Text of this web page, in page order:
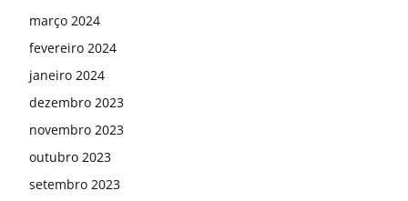
março 2024
fevereiro 2024
janeiro 2024
dezembro 2023
novembro 2023
outubro 2023
setembro 2023